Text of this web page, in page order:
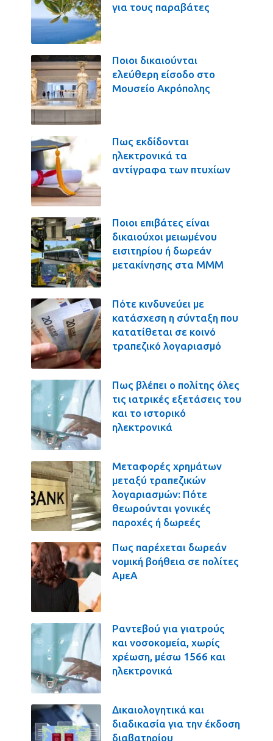
για τους παραβάτες
Ποιοι δικαιούνται
ελεύθερη είσοδο στο
Μουσείο Ακρόπολης
Πως εκδίδονται
ηλεκτρονικά τα
αντίγραφα των πτυχίων
Ποιοι επιβάτες είναι
δικαιούχοι μειωμένου
εισιτηρίου ή δωρεάν
μετακίνησης στα ΜΜΜ
Πότε κινδυνεύει με
κατάσχεση η σύνταξη που
κατατίθεται σε κοινό
τραπεζικό λογαριασμό
Πως βλέπει ο πολίτης όλες
τις ιατρικές εξετάσεις του
και το ιστορικό
ηλεκτρονικά
Μεταφορές χρημάτων
μεταξύ τραπεζικών
λογαριασμών: Πότε
θεωρούνται γονικές
παροχές ή δωρεές
Πως παρέχεται δωρεάν
νομική βοήθεια σε πολίτες
ΑμεΑ
Ραντεβού για γιατρούς
και νοσοκομεία, χωρίς
χρέωση, μέσω 1566 και
ηλεκτρονικά
Δικαιολογητικά και
διαδικασία για την έκδοση
διαβατηρίου